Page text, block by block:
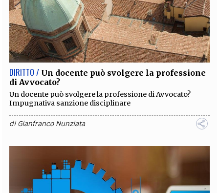
DIRITTO / Un docente può svolgere la professione
di Avvocato?
Un docente può svolgere la professione di Avvocato?
Impugnativa sanzione disciplinare
diGianfranco Nunziata